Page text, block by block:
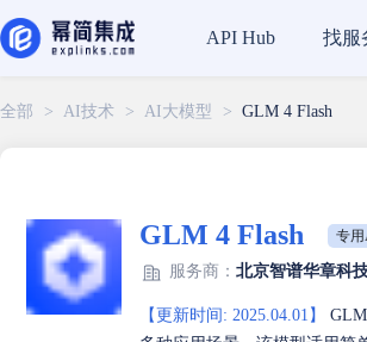
API Hub 找服
全部 > AI技术 > AI大模型 > GLM 4 Flash
GLM 4 Flash 专
服务商： 北京智谱华章科
【更新时间: 2025.04.01】